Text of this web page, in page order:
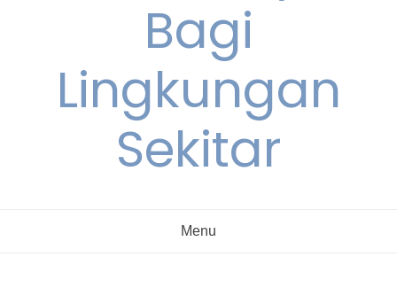
Bagi
Lingkungan
Sekitar
Menu